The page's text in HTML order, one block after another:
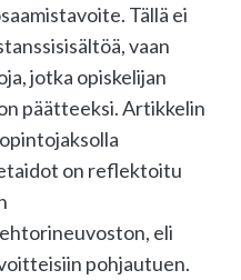
Tällä ei
vaan
jotka opiskelijan
päätteeksi. Artikkelin
on reflektoitu
eli
pohjautuen.